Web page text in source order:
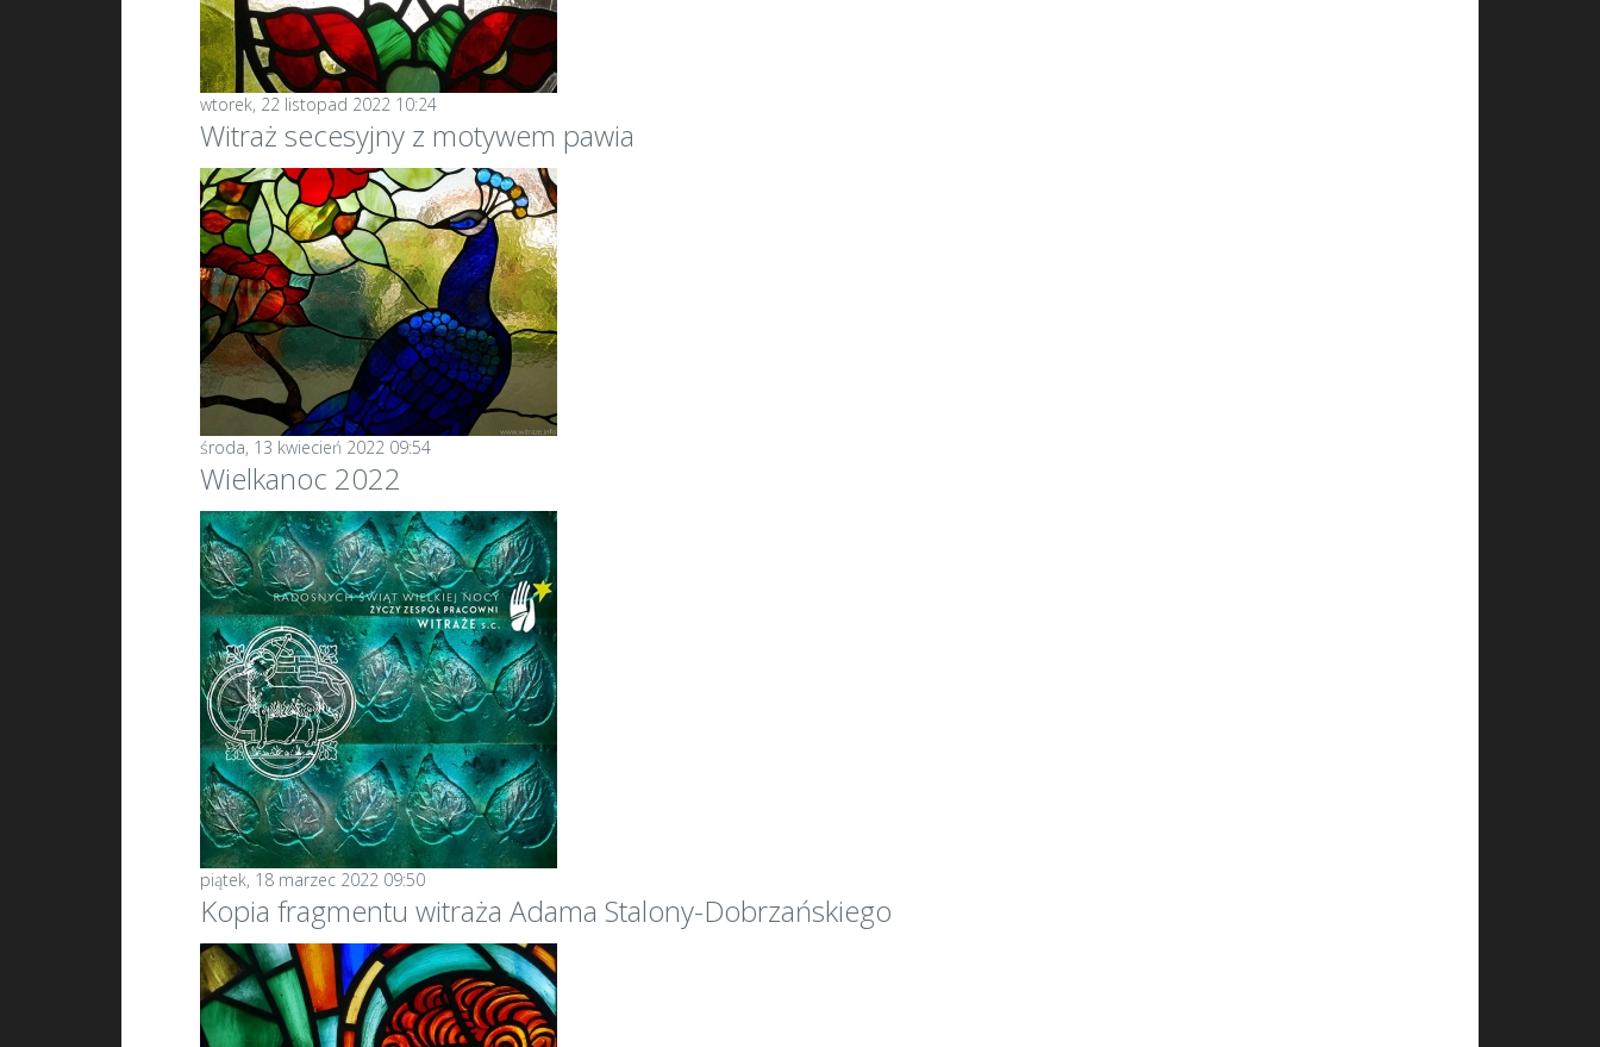
wtorek, 22 listopad 2022 10:24
Witraż secesyjny z motywem pawia
środa, 13 kwiecień 2022 09:54
Wielkanoc 2022
piątek, 18 marzec 2022 09:50
Kopia fragmentu witraża Adama Stalony-Dobrzańskiego